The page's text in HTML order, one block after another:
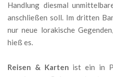
Handlung diesmal
anschließen soll. Im dritten
nur neue lorakische
hieß es.
Reisen & Karten ist ein in